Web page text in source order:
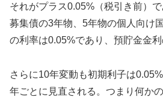
それがプラス0.05%（税引き前）
募集債の3年物、5年物の個人向け
の利率は0.05%であり、預貯金金利
さらに10年変動も初期利子は
年ごとに見直される。つまり何か